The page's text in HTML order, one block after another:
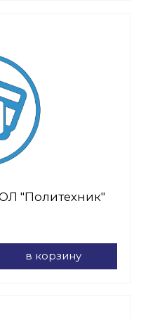
"Политехник"
в корзину